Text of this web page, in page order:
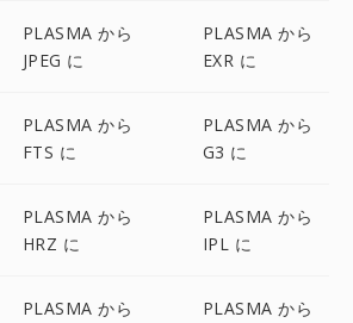
PLASMA から
JPEG に
PLASMA から
EXR に
PLASMA から
FTS に
PLASMA から
G3 に
PLASMA から
HRZ に
PLASMA から
IPL に
PLASMA から
PLASMA から